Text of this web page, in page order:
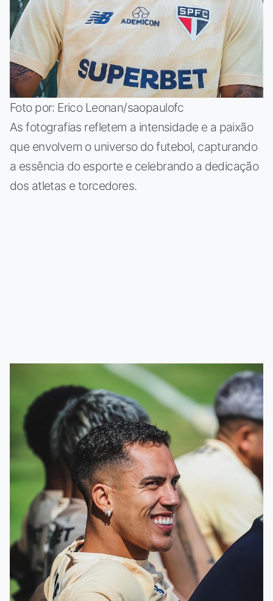
Foto por: Erico Leonan/saopaulofc
As fotografias refletem a intensidade e a paixão
que envolvem o universo do futebol, capturando
a essência do esporte e celebrando a dedicação
dos atletas e torcedores.